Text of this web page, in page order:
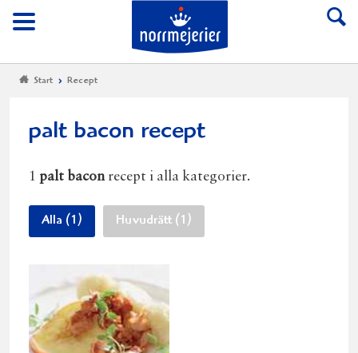
Meny
Till Norrmejerier
Start Recept
palt bacon recept
1 palt baconrecept i alla kategorier.
Alla (1) Huvudrätt (1)